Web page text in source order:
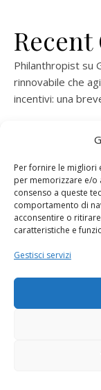
Per fornire le migliori
per memorizzare e/o
consenso a queste
comportamento di
acconsentire o
caratteristiche e
Gestisci servizi
Philanthropist su
rinnovabile che
incentivi: una
rinnovabile che
ramatogelsu
rinnovabile che
incentivi: una
consorzio per la